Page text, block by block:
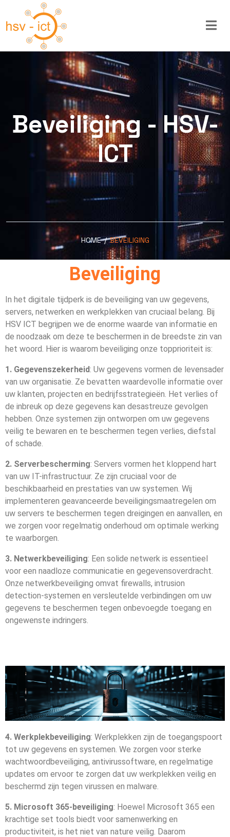
Beveiliging - HSV-
ICT
HOME / BEVEILIGING
Beveiliging
In het digitale tijdperk is de beveiliging van uw gegevens,
servers, netwerken en werkplekken van cruciaal belang. Bij
HSV ICT begrijpen we de enorme waarde van informatie en
de noodzaak om deze te beschermen in de breedste zin van
het woord. Hier is waarom beveiliging onze topprioriteit is:
1. Gegevenszekerheid: Uw gegevens vormen de levensader
van uw organisatie. Ze bevatten waardevolle informatie over
uw klanten, projecten en bedrijfsstrategieën. Het verlies of
de inbreuk op deze gegevens kan desastreuze gevolgen
hebben. Onze systemen zijn ontworpen om uw gegevens
veilig te bewaren en te beschermen tegen verlies, diefstal
of schade.
2. Serverbescherming: Servers vormen het kloppend hart
van uw IT-infrastructuur. Ze zijn cruciaal voor de
beschikbaarheid en prestaties van uw systemen. Wij
implementeren geavanceerde beveiligingsmaatregelen om
uw servers te beschermen tegen dreigingen en aanvallen, en
we zorgen voor regelmatig onderhoud om optimale werking
te waarborgen.
3. Netwerkbeveiliging: Een solide netwerk is essentieel
voor een naadloze communicatie en gegevensoverdracht.
Onze netwerkbeveiliging omvat firewalls, intrusion
detection-systemen en versleutelde verbindingen om uw
gegevens te beschermen tegen onbevoegde toegang en
ongewenste indringers.
4. Werkplekbeveiliging: Werkplekken zijn de toegangspoort
tot uw gegevens en systemen. We zorgen voor sterke
wachtwoordbeveiliging, antivirussoftware, en regelmatige
updates om ervoor te zorgen dat uw werkplekken veilig en
beschermd zijn tegen virussen en malware.
5. Microsoft 365-beveiliging: Hoewel Microsoft 365 een
krachtige set tools biedt voor samenwerking en
productiviteit, is het niet van nature veilig. Daarom